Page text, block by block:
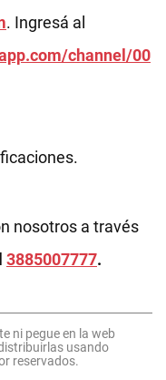
. Ingresá al
channel/00
nosotros a través
3885007777.
ni pegue en la web
usando
reservados.